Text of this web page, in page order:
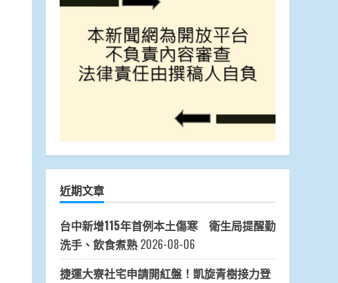
近期文章
台中新增115年首例本土傷寒 衛生局提醒勤
洗手、飲食煮熟 2026-08-06
捷運大寮社宅申請開紅盤！凱旋青樹接力登